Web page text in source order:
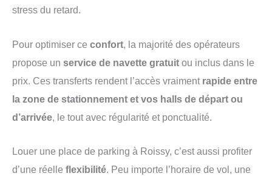
stress du retard.
Pour optimiser ce confort, la majorité des opérateurs
propose un service de navette gratuit ou inclus dans le
prix. Ces transferts rendent l’accès vraiment rapide entre
la zone de stationnement et vos halls de départ ou
d’arrivée, le tout avec régularité et ponctualité.
Louer une place de parking à Roissy, c’est aussi profiter
d’une réelle flexibilité. Peu importe l’horaire de vol, une